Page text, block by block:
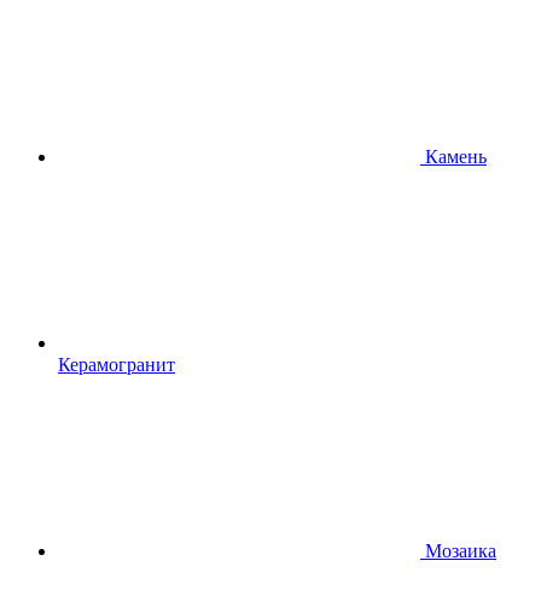
Камень
Керамогранит
Мозаика